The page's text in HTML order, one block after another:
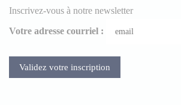
Inscrivez-vous à notre newsletter
Votre adresse courriel :